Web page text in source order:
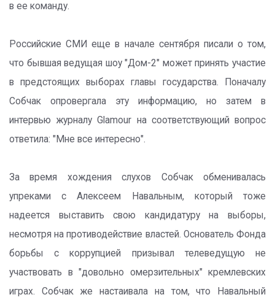
в ее команду.
Российские СМИ еще в начале сентября писали о том,
что бывшая ведущая шоу "Дом-2" может принять участие
в предстоящих выборах главы государства. Поначалу
Собчак опровергала эту информацию, но затем в
интервью журналу Glamour на соответствующий вопрос
ответила: "Мне все интересно".
За время хождения слухов Собчак обменивалась
упреками с Алексеем Навальным, который тоже
надеется выставить свою кандидатуру на выборы,
несмотря на противодействие властей. Основатель Фонда
борьбы с коррупцией призывал телеведущую не
участвовать в "довольно омерзительных" кремлевских
играх. Собчак же настаивала на том, что Навальный